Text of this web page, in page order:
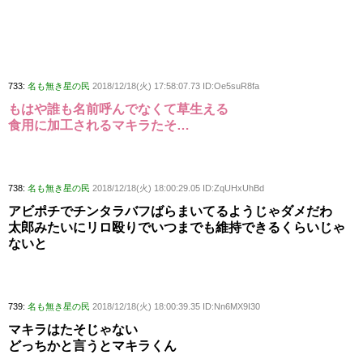
733: 名も無き星の民 2018/12/18(火) 17:58:07.73 ID:Oe5suR8fa
もはや誰も名前呼んでなくて草生える
食用に加工されるマキラたそ…
738: 名も無き星の民 2018/12/18(火) 18:00:29.05 ID:ZqUHxUhBd
アビポチでチンタラバフばらまいてるようじゃダメだわ
太郎みたいにリロ殴りでいつまでも維持できるくらいじゃ
ないと
739: 名も無き星の民 2018/12/18(火) 18:00:39.35 ID:Nn6MX9I30
マキラはたそじゃない
どっちかと言うとマキラくん